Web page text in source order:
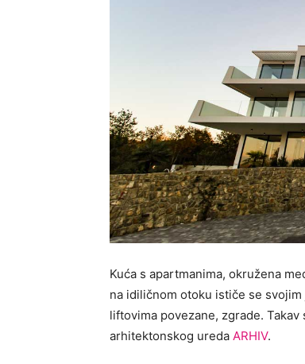
Kuća s apartmanima, okružena
na idiličnom otoku ističe se
liftovima povezane, zgrade.
arhitektonskog ureda ARHIV.